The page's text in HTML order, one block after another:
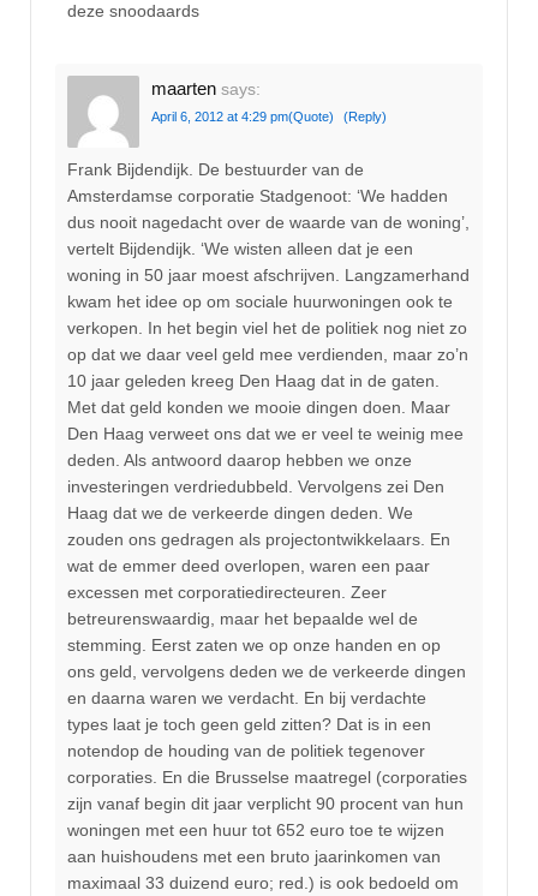
deze snoodaards
maarten says:
April 6, 2012 at 4:29 pm(Quote) (Reply)
Frank Bijdendijk. De bestuurder van de
Amsterdamse corporatie Stadgenoot: ‘We hadden
dus nooit nagedacht over de waarde van de woning’,
vertelt Bijdendijk. ‘We wisten alleen dat je een
woning in 50 jaar moest afschrijven. Langzamerhand
kwam het idee op om sociale huurwoningen ook te
verkopen. In het begin viel het de politiek nog niet zo
op dat we daar veel geld mee verdienden, maar zo’n
10 jaar geleden kreeg Den Haag dat in de gaten.
Met dat geld konden we mooie dingen doen. Maar
Den Haag verweet ons dat we er veel te weinig mee
deden. Als antwoord daarop hebben we onze
investeringen verdriedubbeld. Vervolgens zei Den
Haag dat we de verkeerde dingen deden. We
zouden ons gedragen als projectontwikkelaars. En
wat de emmer deed overlopen, waren een paar
excessen met corporatiedirecteuren. Zeer
betreurenswaardig, maar het bepaalde wel de
stemming. Eerst zaten we op onze handen en op
ons geld, vervolgens deden we de verkeerde dingen
en daarna waren we verdacht. En bij verdachte
types laat je toch geen geld zitten? Dat is in een
notendop de houding van de politiek tegenover
corporaties. En die Brusselse maatregel (corporaties
zijn vanaf begin dit jaar verplicht 90 procent van hun
woningen met een huur tot 652 euro toe te wijzen
aan huishoudens met een bruto jaarinkomen van
maximaal 33 duizend euro; red.) is ook bedoeld om